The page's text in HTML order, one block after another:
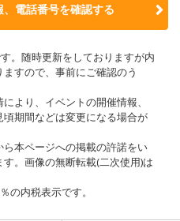
電話番号を確認する
。随時更新をしておりますが内
すので、事前にご確認のう
より、イベントの開催情報、
期間などは変更になる場合が
本ページへの掲載の許諾をい
。画像の無断転載(二次使用)は
の内税表示です。